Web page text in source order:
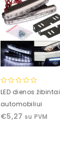
0
of
5
LED dienos žibintai
automobiliui
€5,27 su PVM